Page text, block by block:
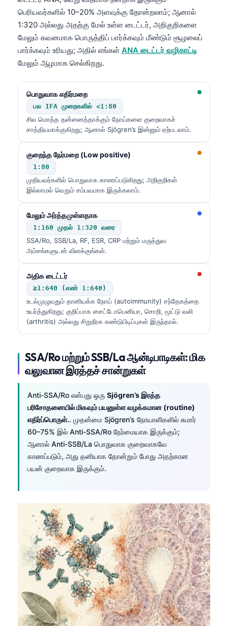
பெரியவர்களில் 10–20% அளவுக்கு தோன்றலாம்; ஆனால்
1:320 அல்லது அதற்கு மேல் உள்ள டைட்டர், அறிகுறிகளை
மேலும் கவனமாக பொருத்திப் பார்க்கவும் மீண்டும் சூழலைப்
பார்க்கவும் உரியது; அதில் எங்கள் ANA டைட்டர் வழிகாட்டி
மேலும் ஆழமாக செல்கிறது.
பொதுவாக எதிர்மறை
பல IFA முறைகளில் <1:80
சில மொத்த தன்னைத்தாக்கும் நோய்களை குறைவாகச்
சாத்தியமாக்குகிறது; ஆனால் Sjögren’s இன்னும் ஏற்படலாம்.
குறைந்த நேர்மறை (Low positive)
1:80
முதியவர்களில் பொதுவாக காணப்படுகிறது; அறிகுறிகள்
இல்லாமல் வெறும் சம்பவமாக இருக்கலாம்.
மேலும் அர்த்தமுள்ளதாக
1:160 முதல் 1:320 வரை
SSA/Ro, SSB/La, RF, ESR, CRP மற்றும் மருத்துவ
அம்சங்களுடன் விளக்குங்கள்.
அதிக டைட்டர்
≥1:640 (எண் 1:640)
உடல்முழுவதும் தானியக்க நோய் (autoimmunity) சந்தேகத்தை
உயர்த்துகிறது; குறிப்பாக சைட்டோபெனியா, சொறி, மூட்டு வலி
(arthritis) அல்லது சிறுநீரக கண்டுபிடிப்புகள் இருந்தால்.
SSA/Ro மற்றும் SSB/La ஆன்டிபாடிகள்: மிக
வலுவான இரத்தச் சான்றுகள்
Anti-SSA/Ro என்பது ஒரு Sjögren’s இரத்த
பரிசோதனையில் மிகவும் பயனுள்ள வழக்கமான (routine)
எதிர்ப்பொருள்.. முதன்மை Sjögren’s நோயாளிகளில் சுமார்
60–75% இல் Anti-SSA/Ro நேர்மையாக இருக்கும்;
ஆனால் Anti-SSB/La பொதுவாக குறைவாகவே
காணப்படும், அது தனியாக தோன்றும் போது அதற்கான
பயன் குறைவாக இருக்கும்.